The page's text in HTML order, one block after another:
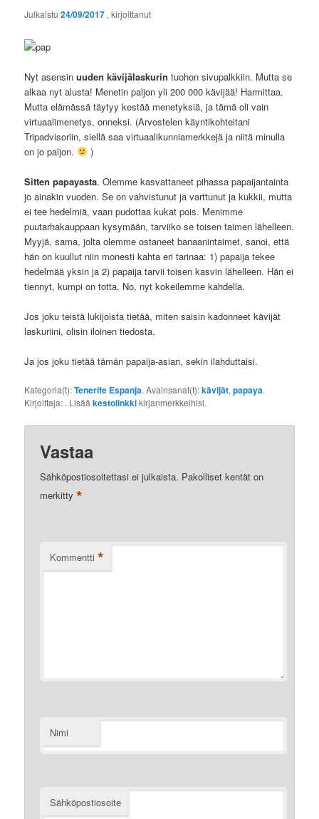
Julkaistu24/09/2017 , kirjoittanut
Nyt asensinuuden kävijälaskurin tuohon sivupalkkiin. Mutta se
alkaa nyt alusta! Menetin paljon yli 200 000 kävijää! Harmittaa.
Mutta elämässä täytyy kestää menetyksiä, ja tämä oli vain
virtuaalimenetys, onneksi. (Arvostelen käyntikohteitani
Tripadvisoriin, siellä saa virtuaalikunniamerkkejä ja niitä minulla
on jo paljon.
)
Sitten papayasta. Olemme kasvattaneet pihassa papaijantainta
jo ainakin vuoden. Se on vahvistunut ja varttunut ja kukkii, mutta
ei tee hedelmiä, vaan pudottaa kukat pois. Menimme
puutarhakauppaan kysymään, tarviiko se toisen taimen lähelleen.
Myyjä, sama, jolta olemme ostaneet banaanintaimet, sanoi, että
hän on kuullut niin monesti kahta eri tarinaa: 1) papaija tekee
hedelmää yksin ja 2) papaija tarvii toisen kasvin lähelleen. Hän ei
tiennyt, kumpi on totta. No, nyt kokeilemme kahdella.
Jos joku teistä lukijoista tietää, miten saisin kadonneet kävijät
laskuriini, olisin iloinen tiedosta.
Ja jos joku tietää tämän papaija-asian, sekin ilahduttaisi.
Kategoria(t):Tenerife Espanja. Avainsanat(t):kävijät,papaya.
Kirjoittaja: . Lisääkestolinkkikirjanmerkkeihisi.
Vastaa
Sähköpostiosoitettasi ei julkaista. Pakolliset kentät on
merkitty*
Kommentti *
Nimi
Sähköpostiosoite